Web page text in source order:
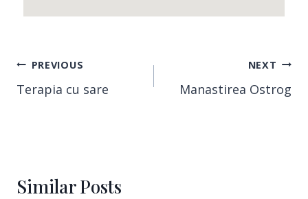
PREVIOUS
Terapia cu sare
NEXT
Manastirea Ostrog
Similar Posts